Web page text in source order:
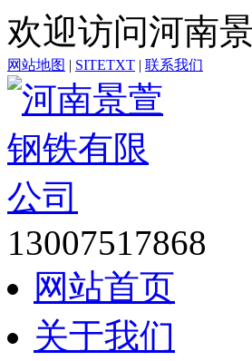
欢迎访问河南
网站地图 | SITETXT | 联系我们
13007517868
网站首页
关于我们